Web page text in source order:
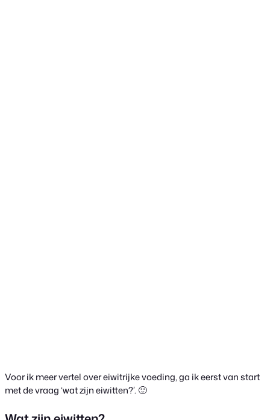
Voor ik meer vertel over eiwitrijke voeding, ga ik eerst van start
met de vraag ‘wat zijn eiwitten?’. 🙂